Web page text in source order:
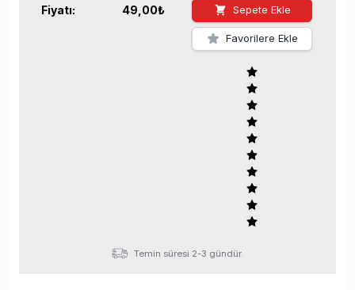
Fiyatı: 49,00₺ Sepete Ekle
Favorilere Ekle
Temin süresi 2-3 gündür.